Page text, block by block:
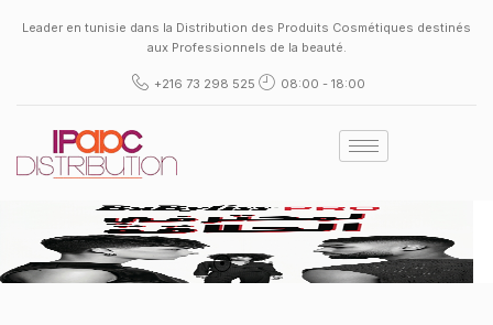
Leader en tunisie dans la Distribution des Produits Cosmétiques destinés
aux Professionnels de la beauté.
+216 73 298 525 08:00 - 18:00